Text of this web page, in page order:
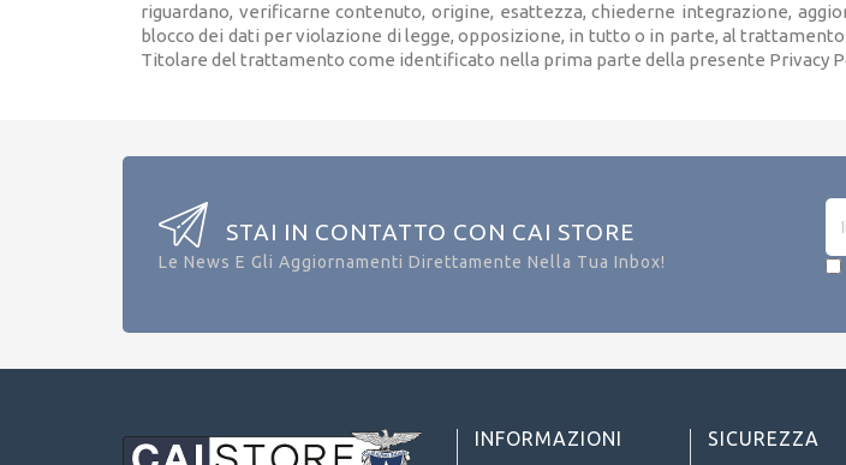
riguardano, verificarne contenuto, origine, esattezza, chiederne integrazione,
blocco dei dati per violazione di legge, opposizione, in tutto o in parte, al
Titolare del trattamento come identificato nella prima parte della presente Privacy
STAI IN CONTATTO CON CAI STORE
Le News E Gli Aggiornamenti Direttamente Nella Tua Inbox!
INFORMAZIONI SICUREZZA